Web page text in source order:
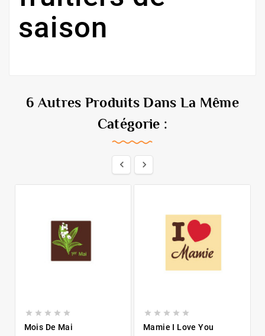
saison
6 Autres Produits Dans La Même
Catégorie :
 
    
Mois De Mai
    
Mamie I Love You